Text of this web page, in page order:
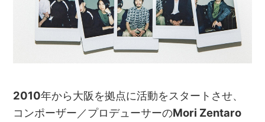
2010年から大阪を拠点に活動をスタートさせ、
コンポーザー／プロデューサーのMori Zentaro